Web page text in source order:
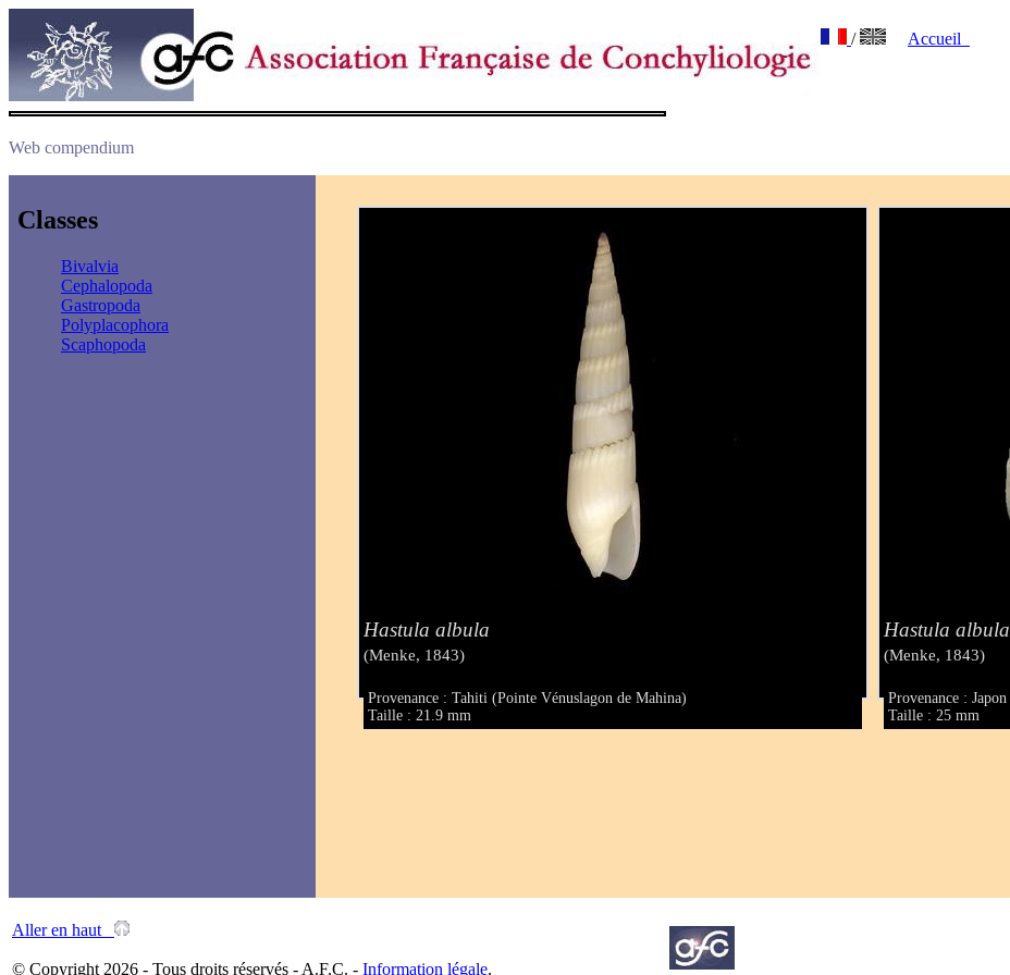
/ Accueil
Web compendium
Classes
Bivalvia
Cephalopoda
Gastropoda
Polyplacophora
Scaphopoda
Hastula albula
(Menke, 1843)
Provenance : Tahiti (Pointe Vénuslagon de Mahina)
Taille : 21.9 mm
Hastula albula
(Menke, 1843)
Provenance :
Taille : 25 mm
Aller en haut
© Copyright 2026 - Tous droits réservés - A.F.C. - Information légale.